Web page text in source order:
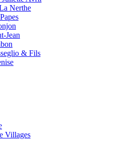
Nerthe
Jean
& Fils
Villages